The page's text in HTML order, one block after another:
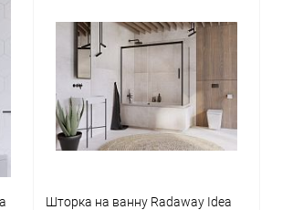
В корзину
Купить в 1 клик Сравнение
В избранное Под заказ
Шторка на ванну Radaway Idea